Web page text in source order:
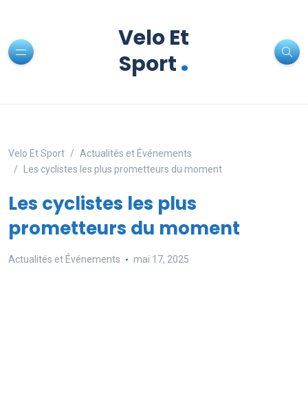
Velo Et
Sport.
Velo Et Sport
Actualités et Événements
Les cyclistes les plus prometteurs du moment
Les cyclistes les plus
prometteurs du moment
Actualités et Événements mai 17, 2025